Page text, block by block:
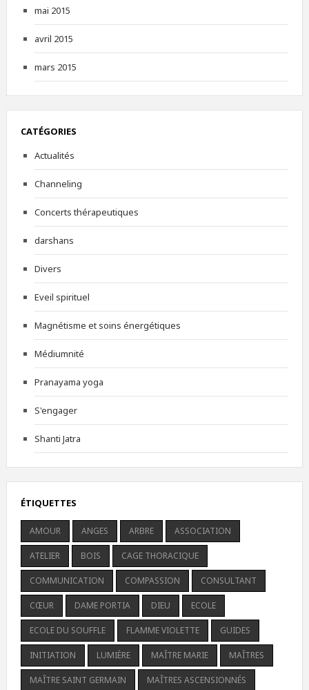
mai 2015
avril 2015
mars 2015
CATÉGORIES
Actualités
Channeling
Concerts thérapeutiques
darshans
Divers
Eveil spirituel
Magnétisme et soins énergétiques
Médiumnité
Pranayama yoga
S'engager
Shanti Jatra
ÉTIQUETTES
AMOUR ANGES ARBRE ASSOCIATION
ATELIER BOIS CAGE THORACIQUE
COMMUNICATION COMPASSION CONSULTANT
CŒUR DAME PORTIA DIEU ECOLE
ECOLE DU SOUFFLE FLAMME VIOLETTE GUIDES
INITIATION LUMIÈRE MAÎTRE MARIE MAÎTRES
MAÎTRE SAINT GERMAIN MAÎTRES ASCENSIONNÉS